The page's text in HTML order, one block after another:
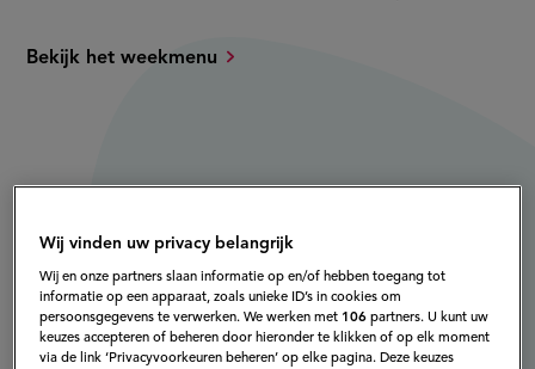
Bekijk het weekmenu
Wij vinden uw privacy belangrijk
Wij en onze partners slaan informatie op en/of hebben toegang tot
informatie op een apparaat, zoals unieke ID’s in cookies om
persoonsgegevens te verwerken. We werken met 106 partners. U kunt uw
keuzes accepteren of beheren door hieronder te klikken of op elk moment
via de link ‘Privacyvoorkeuren beheren’ op elke pagina. Deze keuzes